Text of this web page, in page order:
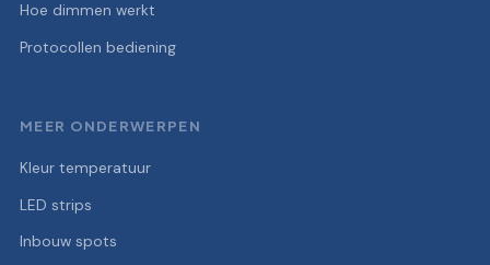
Hoe dimmen werkt
Protocollen bediening
MEER ONDERWERPEN
Kleur temperatuur
LED strips
Inbouw spots